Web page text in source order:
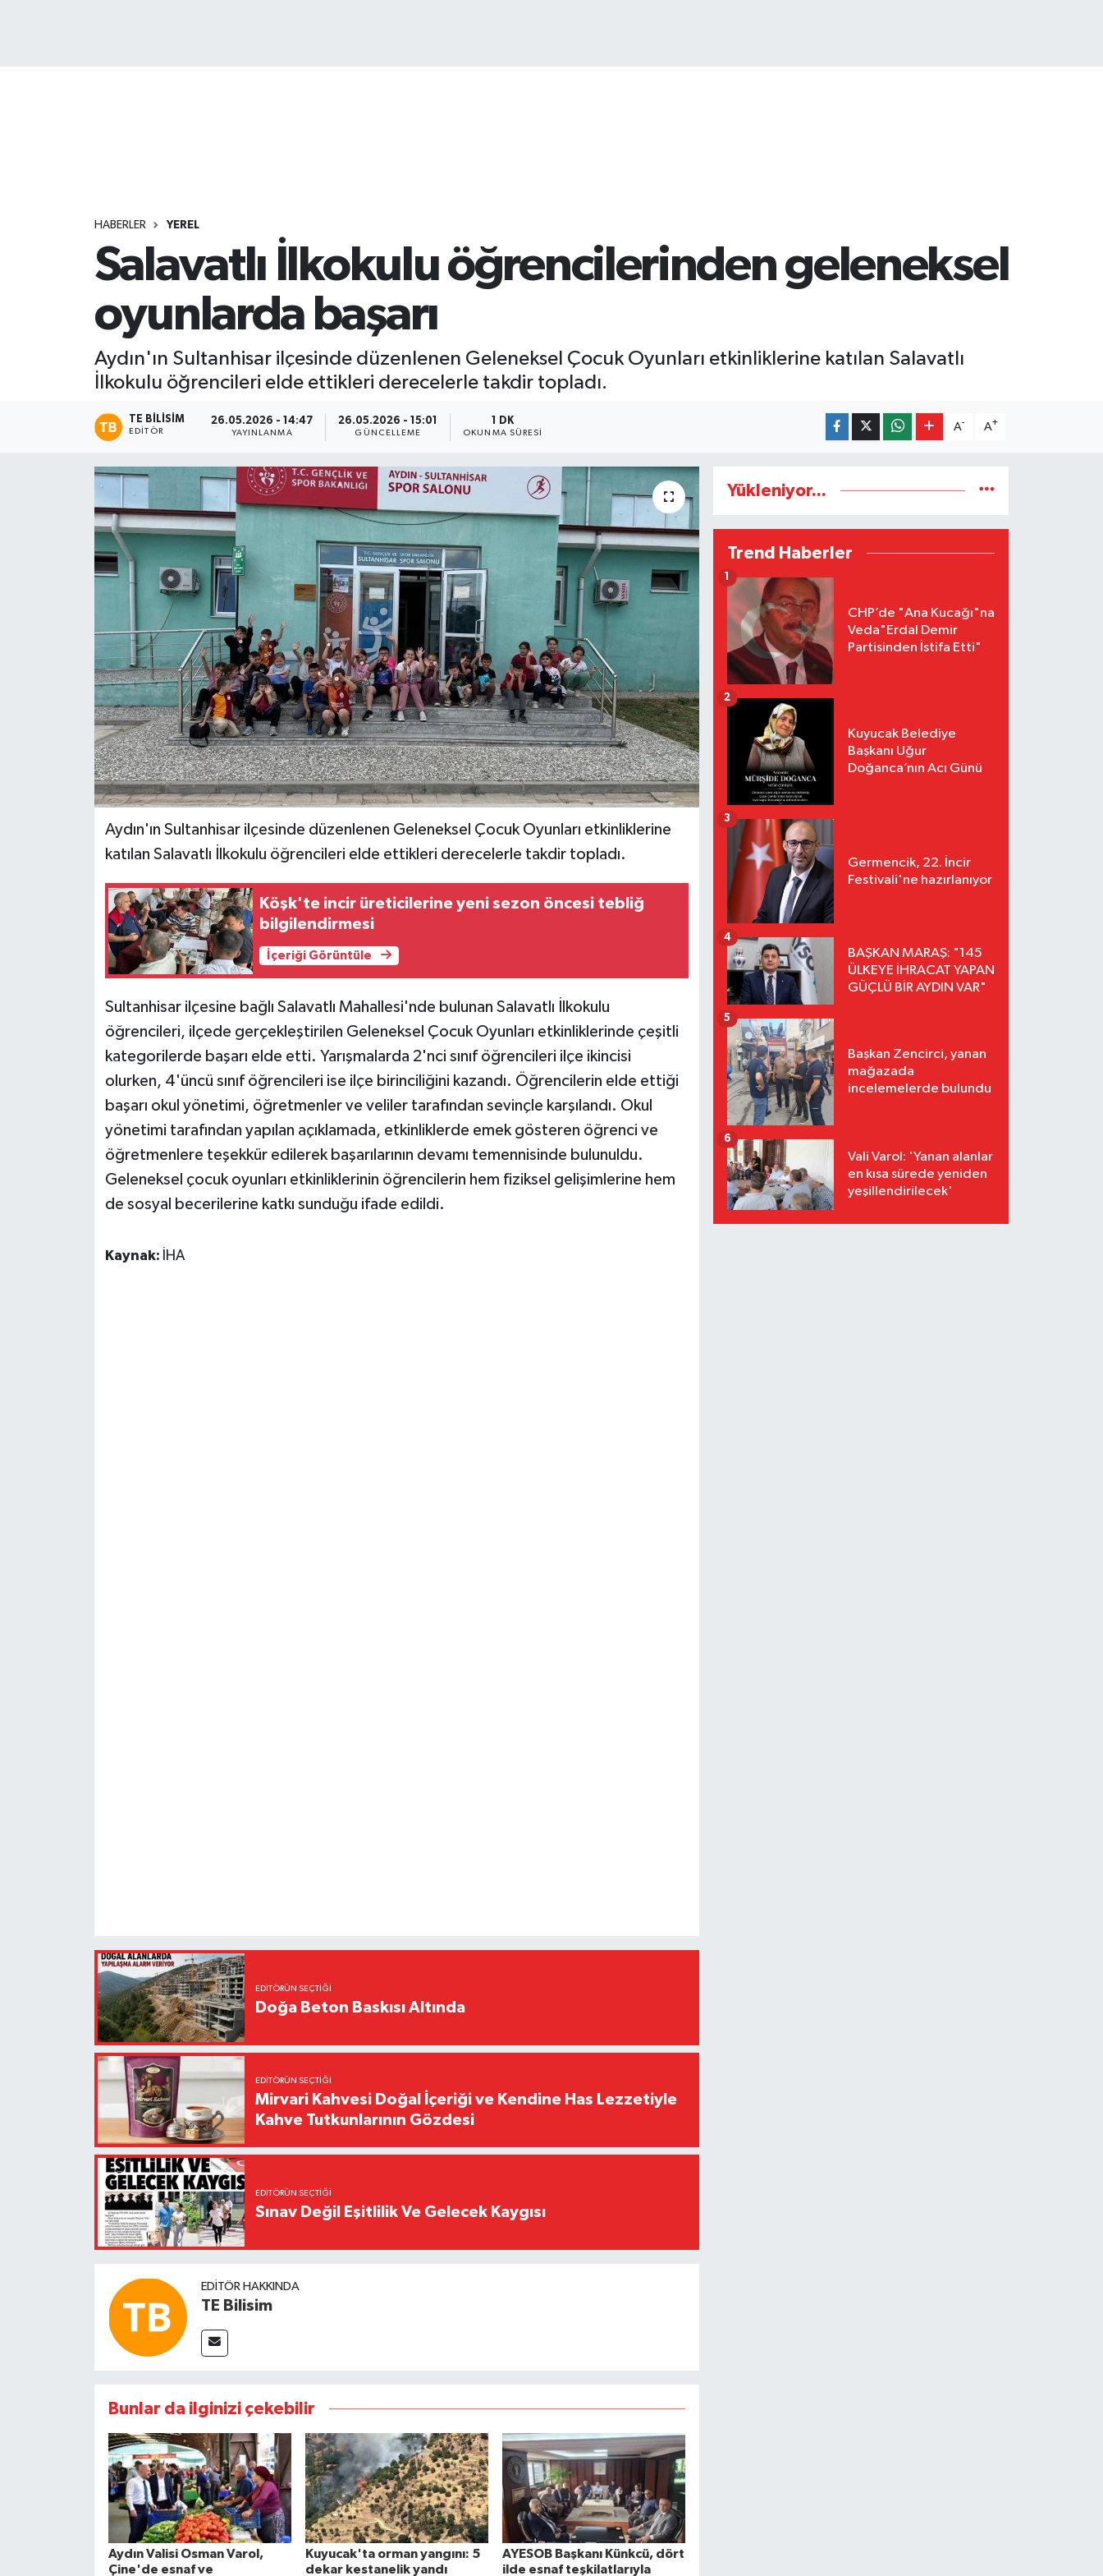
HABERLER YEREL
Salavatlı İlkokulu öğrencilerinden geleneksel
oyunlarda başarı
Aydın'ın Sultanhisar ilçesinde düzenlenen Geleneksel Çocuk Oyunları etkinliklerine katılan Salavatlı
İlkokulu öğrencileri elde ettikleri derecelerle takdir topladı.
TE BILISIM
EDITÖR
26.05.2026 - 14:47
YAYINLANMA
26.05.2026 - 15:01
GÜNCELLEME
1 DK
OKUNMA SÜRESI
A- A+
Aydın'ın Sultanhisar ilçesinde düzenlenen Geleneksel Çocuk Oyunları etkinliklerine
katılan Salavatlı İlkokulu öğrencileri elde ettikleri derecelerle takdir topladı.
Köşk'te incir üreticilerine yeni sezon öncesi tebliğ
bilgilendirmesi
İçeriği Görüntüle
Sultanhisar ilçesine bağlı Salavatlı Mahallesi'nde bulunan Salavatlı İlkokulu
öğrencileri, ilçede gerçekleştirilen Geleneksel Çocuk Oyunları etkinliklerinde çeşitli
kategorilerde başarı elde etti. Yarışmalarda 2'nci sınıf öğrencileri ilçe ikincisi
olurken, 4'üncü sınıf öğrencileri ise ilçe birinciliğini kazandı. Öğrencilerin elde ettiği
başarı okul yönetimi, öğretmenler ve veliler tarafından sevinçle karşılandı. Okul
yönetimi tarafından yapılan açıklamada, etkinliklerde emek gösteren öğrenci ve
öğretmenlere teşekkür edilerek başarılarının devamı temennisinde bulunuldu.
Geleneksel çocuk oyunları etkinliklerinin öğrencilerin hem fiziksel gelişimlerine hem
de sosyal becerilerine katkı sunduğu ifade edildi.
Kaynak: İHA
EDITÖRÜN SEÇTIĞI
Doğa Beton Baskısı Altında
EDITÖRÜN SEÇTIĞI
Mirvari Kahvesi Doğal İçeriği ve Kendine Has Lezzetiyle
Kahve Tutkunlarının Gözdesi
EDITÖRÜN SEÇTIĞI
Sınav Değil Eşitlilik Ve Gelecek Kaygısı
EDITÖR HAKKINDA
TE Bilisim
Bunlar da ilginizi çekebilir
Aydın Valisi Osman Varol,
Çine'de esnaf ve
Kuyucak'ta orman yangını: 5
dekar kestanelik yandı
AYESOB Başkanı Künkcü, dört
ilde esnaf teşkilatlarıyla
Yükleniyor...
Trend Haberler
CHP’de "Ana Kucağı"na
Veda"Erdal Demir
Partisinden İstifa Etti"
1
Kuyucak Belediye
Başkanı Uğur
Doğanca’nın Acı Günü
2
Germencik, 22. İncir
Festivali'ne hazırlanıyor
3
BAŞKAN MARAŞ: "145
ÜLKEYE İHRACAT YAPAN
GÜÇLÜ BİR AYDIN VAR"
4
Başkan Zencirci, yanan
mağazada
incelemelerde bulundu
5
Vali Varol: 'Yanan alanlar
en kısa sürede yeniden
yeşillendirilecek'
6